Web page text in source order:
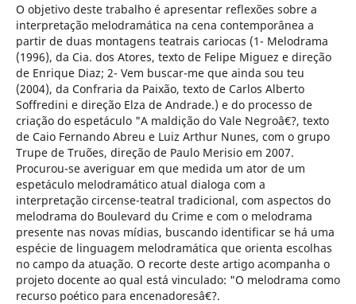
O objetivo deste trabalho é apresentar reflexões sobre a
interpretação melodramática na cena contemporânea a
partir de duas montagens teatrais cariocas (1- Melodrama
(1996), da Cia. dos Atores, texto de Felipe Miguez e direção
de Enrique Diaz; 2- Vem buscar-me que ainda sou teu
(2004), da Confraria da Paixão, texto de Carlos Alberto
Soffredini e direção Elza de Andrade.) e do processo de
criação do espetáculo "A maldição do Vale Negroâ€?, texto
de Caio Fernando Abreu e Luiz Arthur Nunes, com o grupo
Trupe de Truões, direção de Paulo Merisio em 2007.
Procurou-se averiguar em que medida um ator de um
espetáculo melodramático atual dialoga com a
interpretação circense-teatral tradicional, com aspectos do
melodrama do Boulevard du Crime e com o melodrama
presente nas novas mídias, buscando identificar se há uma
espécie de linguagem melodramática que orienta escolhas
no campo da atuação. O recorte deste artigo acompanha o
projeto docente ao qual está vinculado: "O melodrama como
recurso poético para encenadoresâ€?.